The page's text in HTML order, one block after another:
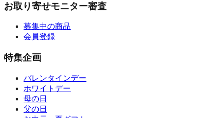
お取り寄せモニター審査
募集中の商品
会員登録
特集企画
バレンタインデー
ホワイトデー
母の日
父の日